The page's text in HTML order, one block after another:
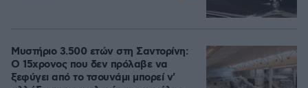
Μυστήριο 3.500 ετών στη Σαντορίνη:
Ο 15χρονος που δεν πρόλαβε να
ξεφύγει από το τσουνάμι μπορεί ν'